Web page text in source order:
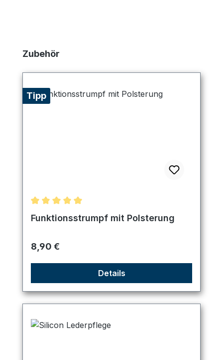
Produktgalerie überspringen
Zubehör
Tipp
Durchschnittliche Bewertung von 5 von 5 Sternen
Funktionsstrumpf mit Polsterung
Regulärer Preis:
8,90 €
Details